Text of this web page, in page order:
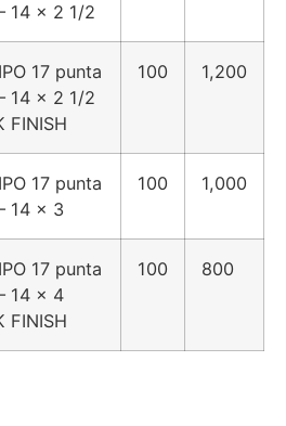
14 x 2 1/2
17 punta
14 x 2 1/2
FINISH
100 1,200
17 punta
14 x 3
100 1,000
17 punta
14 x 4
FINISH
100 800